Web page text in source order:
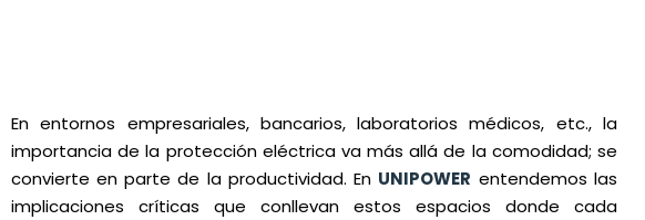
En entornos empresariales, bancarios, laboratorios médicos, etc., la
importancia de la protección eléctrica va más allá de la comodidad; se
convierte en parte de la productividad. En UNIPOWER entendemos las
implicaciones críticas que conllevan estos espacios donde cada
gama de soluciones en diferentes capacidades y tipos que fortalecen la
infraestructura eléctrica de tu empresa garantizando la continuidad sin